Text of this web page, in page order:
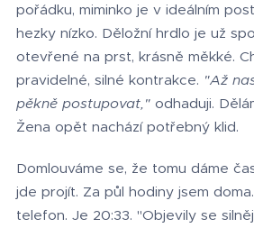
pořádku, miminko je v ideálním
hezky nízko. Děložní hrdlo je už
otevřené na prst, krásně měkké.
pravidelné, silné kontrakce. "Až
pěkně postupovat," odhaduji.
Žena opět nachází potřebný klid.
Domlouváme se, že tomu dáme
jde projít. Za půl hodiny jsem
telefon. Je 20:33. "Objevily se